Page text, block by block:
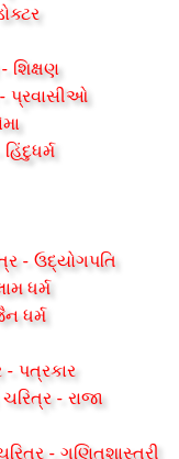
શિક્ષણ
પ્રવાસીઓ
- ઉદ્યોગપતિ
ધર્મ
ધર્મ
- પત્રકાર
ચરિત્ર - રાજા
- ગણિતશાસ્ત્રી